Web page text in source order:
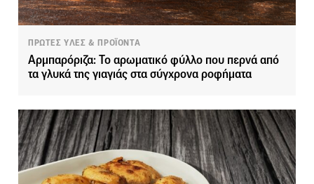
ΠΡΩΤΕΣ ΥΛΕΣ & ΠΡΟΪΟΝΤΑ
Αρμπαρόριζα: Το αρωματικό φύλλο που περνά από
τα γλυκά της γιαγιάς στα σύγχρονα ροφήματα